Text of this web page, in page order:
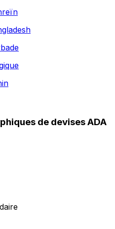
de devises ADA